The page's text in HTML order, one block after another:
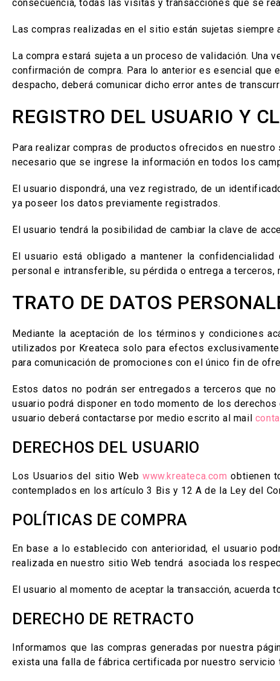
consecuencia, todas las visitas y transacciones que se
Las compras realizadas en el sitio están sujetas siempre
La compra estará sujeta a un proceso de validación.
confirmación de compra. Para lo anterior es esencial que
despacho, deberá comunicar dicho error antes de
REGISTRO DEL USUARIO Y
Para realizar compras de productos ofrecidos en
necesario que se ingrese la información en todos los
El usuario dispondrá, una vez registrado, de un
ya poseer los datos previamente registrados.
El usuario tendrá la posibilidad de cambiar la clave de
El usuario está obligado a mantener la
personal e intransferible, su pérdida o entrega a
TRATO DE DATOS
Mediante la aceptación de los términos y condiciones
utilizados por Kreateca solo para efectos
para comunicación de promociones con el único fin de
Estos datos no podrán ser entregados a terceros que
usuario podrá disponer en todo momento de los
usuario deberá contactarse por medio escrito al mail
DERECHOS DEL USUARIO
Los Usuarios del sitio Web www.kreateca.comobtienen
contemplados en los artículo 3 Bis y 12 A de la Ley del
POLÍTICAS DE COMPRA
En base a lo establecido con anterioridad, el usuario
realizada en nuestro sitio Web tendrá asociada los
El usuario al momento de aceptar la transacción,
DERECHO DE RETRACTO
Informamos que las compras generadas por nuestra
exista una falla de fábrica certificada por nuestro servicio